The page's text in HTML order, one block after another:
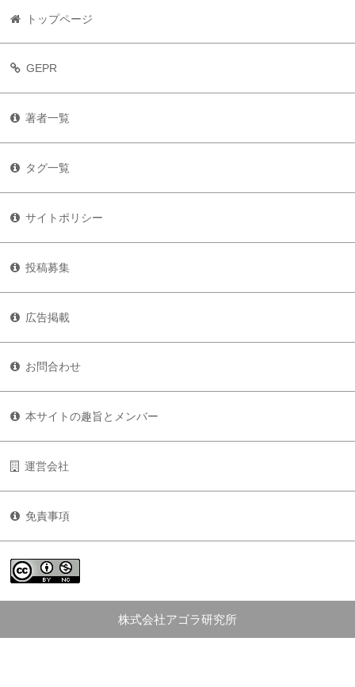
トップページ
GEPR
著者一覧
タグ一覧
サイトポリシー
投稿募集
広告掲載
お問合わせ
本サイトの趣旨とメンバー
運営会社
免責事項
株式会社アゴラ研究所